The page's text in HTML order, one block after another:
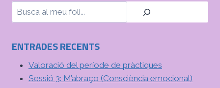
Cerca
ENTRADES RECENTS
Valoració del període de pràctiques
Sessió 3: M’abraço (Consciència emocional)